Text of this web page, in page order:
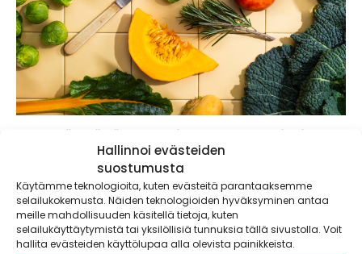
Hallinnoi evästeiden
suostumusta
Käytämme teknologioita, kuten evästeitä parantaaksemme
selailukokemusta. Näiden teknologioiden hyväksyminen antaa
meille mahdollisuuden käsitellä tietoja, kuten
selailukäyttäytymistä tai yksilöllisiä tunnuksia tällä sivustolla. Voit
hallita evästeiden käyttölupaa alla olevista painikkeista.
10 syytä syödä sesongin mukaan – miksi
Satokausikalenteri kannattaa?
Sesongin mukainen syöminen ei ole vain trendi – se tuo
monipuolisuutta ruokavalioon, säästää rahaa...